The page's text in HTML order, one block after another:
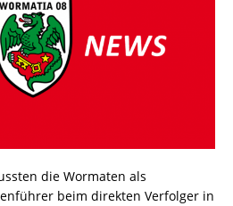
die Wormaten als
beim direkten Verfolger in